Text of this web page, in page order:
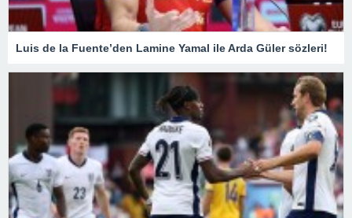
Luis de la Fuente’den Lamine Yamal ile Arda Güler sözleri!